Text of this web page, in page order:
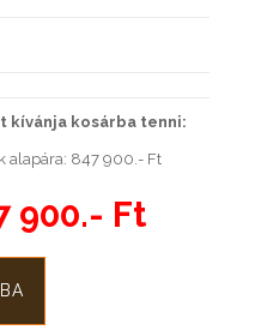
kívánja kosárba tenni:
alapára: 847 900.- Ft
900.- Ft